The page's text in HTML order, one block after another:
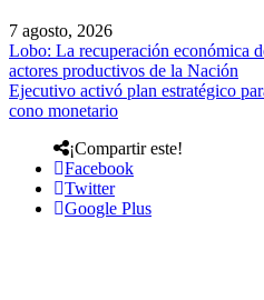
7 agosto, 2026
Lobo: La recuperación económica
actores productivos de la Nación
Ejecutivo activó plan estratégico
cono monetario
¡Compartir este!
Facebook
Twitter
Google Plus